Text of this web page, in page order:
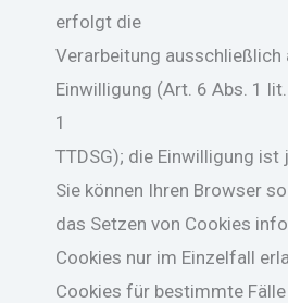
erfolgt die
Verarbeitung
Einwilligung (Art. 6 Abs. 1
1
TTDSG); die Einwilligung
Sie können Ihren Browser
das Setzen von Cookies
Cookies nur im Einzelfall
Cookies für bestimmte